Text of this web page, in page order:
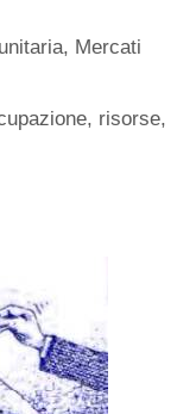
, Mercati
, risorse,